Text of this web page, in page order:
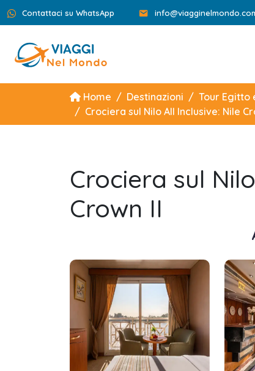
Contattaci su WhatsApp
Home Destinazioni Tour Egitto
Crociera sul Nilo All Inclusive: Nile
Crociera sul
Crown II